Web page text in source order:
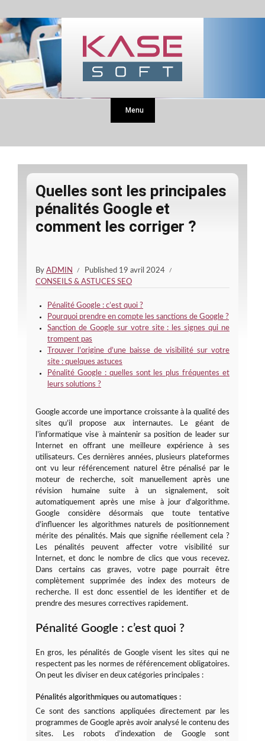
Menu
Quelles sont les principales
pénalités Google et
comment les corriger ?
By ADMIN Published 19 avril 2024
CONSEILS & ASTUCES SEO
Pénalité Google : c’est quoi ?
Pourquoi prendre en compte les sanctions de Google ?
Sanction de Google sur votre site : les signes qui ne
trompent pas
Trouver l’origine d’une baisse de visibilité sur votre
site : quelques astuces
Pénalité Google : quelles sont les plus fréquentes et
leurs solutions ?
Google accorde une importance croissante à la qualité des
sites qu’il propose aux internautes. Le géant de
l’informatique vise à maintenir sa position de leader sur
Internet en offrant une meilleure expérience à ses
utilisateurs. Ces dernières années, plusieurs plateformes
ont vu leur référencement naturel être pénalisé par le
moteur de recherche, soit manuellement après une
révision humaine suite à un signalement, soit
automatiquement après une mise à jour d’algorithme.
Google considère désormais que toute tentative
d’influencer les algorithmes naturels de positionnement
mérite des pénalités. Mais que signifie réellement cela ?
Les pénalités peuvent affecter votre visibilité sur
Internet, et donc le nombre de clics que vous recevez.
Dans certains cas graves, votre page pourrait être
complètement supprimée des index des moteurs de
recherche. Il est donc essentiel de les identifier et de
prendre des mesures correctives rapidement.
Pénalité Google : c’est quoi ?
En gros, les pénalités de Google visent les sites qui ne
respectent pas les normes de référencement obligatoires.
On peut les diviser en deux catégories principales :
Pénalités algorithmiques ou automatiques :
Ce sont des sanctions appliquées directement par les
programmes de Google après avoir analysé le contenu des
sites. Les robots d’indexation de Google sont